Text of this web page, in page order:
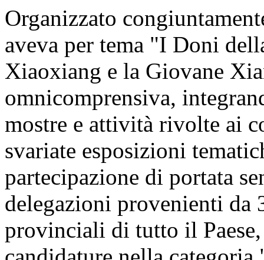
Organizzato
aveva per tema "I Doni
Xiaoxiang e la Giovane
omnicomprensiva,
mostre e attività rivolte ai
svariate esposizioni
partecipazione di portata
delegazioni provenienti da
provinciali di tutto il